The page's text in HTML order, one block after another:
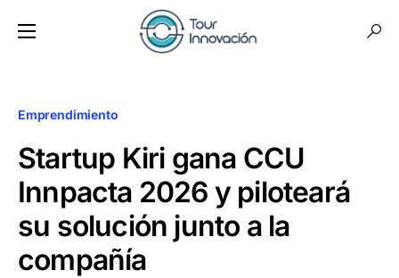
Emprendimiento
Startup Kiri gana CCU
Innpacta 2026 y piloteará
su solución junto a la
compañía